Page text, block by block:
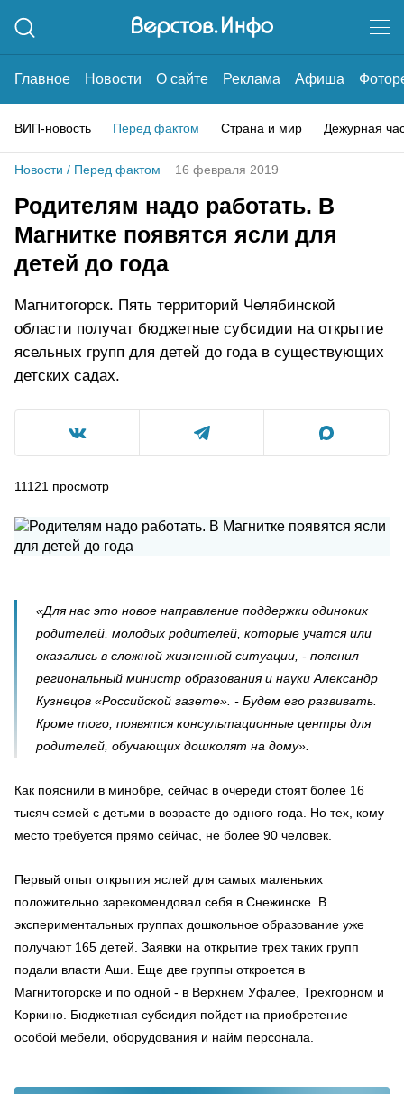
Главное Новости О сайте Реклама Афиша
ВИП-новость Перед фактом Страна и мир Дежурная
Новости / Перед фактом 16 февраля 2019
Родителям надо работать. В
Магнитке появятся ясли для
детей до года
Магнитогорск. Пять территорий Челябинской
области получат бюджетные субсидии на открытие
ясельных групп для детей до года в существующих
детских садах.
11121 просмотр
«Для нас это новое направление поддержки одиноких
родителей, молодых родителей, которые учатся или
оказались в сложной жизненной ситуации, - пояснил
региональный министр образования и науки Александр
Кузнецов «Российской газете». - Будем его развивать.
Кроме того, появятся консультационные центры для
родителей, обучающих дошколят на дому».
Как пояснили в минобре, сейчас в очереди стоят более 16
тысяч семей с детьми в возрасте до одного года. Но тех, кому
место требуется прямо сейчас, не более 90 человек.
Первый опыт открытия яслей для самых маленьких
положительно зарекомендовал себя в Снежинске. В
экспериментальных группах дошкольное образование уже
получают 165 детей. Заявки на открытие трех таких групп
подали власти Аши. Еще две группы откроется в
Магнитогорске и по одной - в Верхнем Уфалее, Трехгорном и
Коркино. Бюджетная субсидия пойдет на приобретение
особой мебели, оборудования и найм персонала.